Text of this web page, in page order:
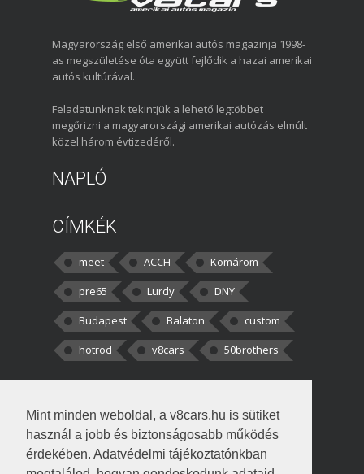
Mint minden weboldal, a v8cars.hu is sütiket
használ a jobb és biztonságosabb működés
érdekében. Adatvédelmi tájékoztatónkban
Magyarország első amerikai autós magazinja 1998-
as megszületése óta együtt fejlődik a hazai amerikai
autós kultúrával.
Feladatunknak tekintjük a lehető legtöbbet
megőrizni a magyarországi amerikai autózás elmúlt
közel három évtizedéről.
NAPLÓ
CÍMKÉK
meet ACCH
Komárom
pre65
Lurdy
DNY
Budapest
Balaton
custom
hotrod
v8cars 50brothers
kortisz:Elszúrtam! Én csak két
darabbaal számoltam. Nem tudtam, hogy fél autót,